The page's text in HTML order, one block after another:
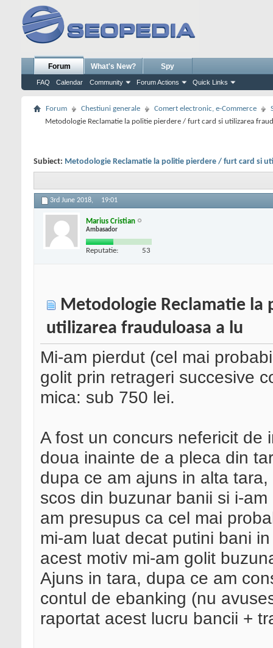
Forum
FAQ Calendar Community Forum Actions Quick Links
What's New? Spy
Forum Chestiuni generale Comert electronic, e-Commerce
Metodologie Reclamatie la politie pierdere / furt card si utilizarea
Subiect: Metodologie Reclamatie la politie pierdere / furt card si
3rd June 2018, 19:01
Marius Cristian
Ambasador
Reputatie: 53
Metodologie Reclamatie
utilizarea frauduloasa a lu
Mi-am pierdut (cel mai
golit prin retrageri succesive
mica: sub 750 lei.
A fost un concurs nefericit de
doua inainte de a pleca din
dupa ce am ajuns in alta
scos din buzunar banii si i-
am presupus ca cel mai
mi-am luat decat putini bani
acest motiv mi-am golit
Ajuns in tara, dupa ce am
contul de ebanking (nu
raportat acest lucru bancii +